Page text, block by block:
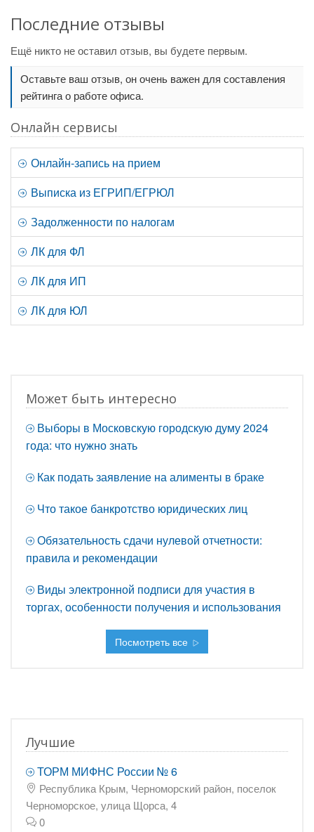
Последние отзывы
Ещё никто не оставил отзыв, вы будете первым.
Оставьте ваш отзыв, он очень важен для составления
рейтинга о работе офиса.
Онлайн сервисы
Онлайн-запись на прием
Выписка из ЕГРИП/ЕГРЮЛ
Задолженности по налогам
ЛК для ФЛ
ЛК для ИП
ЛК для ЮЛ
Может быть интересно
Выборы в Московскую городскую думу 2024
года: что нужно знать
Как подать заявление на алименты в браке
Что такое банкротство юридических лиц
Обязательность сдачи нулевой отчетности:
правила и рекомендации
Виды электронной подписи для участия в
торгах, особенности получения и использования
Посмотреть все
Лучшие
ТОРМ МИФНС России № 6
Республика Крым, Черноморский район, поселок
Черноморское, улица Щорса, 4
0